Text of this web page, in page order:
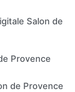
Salon de
Provence
de Provence